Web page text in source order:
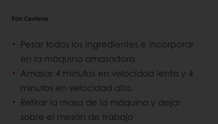
Pan Centeno
Pesar todos los ingredientes e incorporar
en la máquina amasadora.
Amasar 4 minutos en velocidad lenta y 4
minutos en velocidad alta.
Retirar la masa de la máquina y dejar
sobre el mesón de trabajo